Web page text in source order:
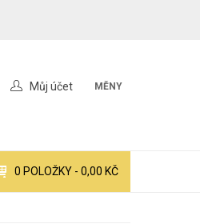
MĚNY
Můj účet
0 POLOŽKY - 0,00 KČ